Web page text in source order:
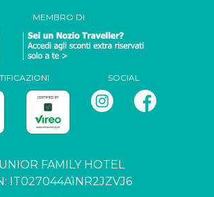
MEMBRO DI
SOCIAL
FAMILY HOTEL
IT027044A1NR2JZVJ6